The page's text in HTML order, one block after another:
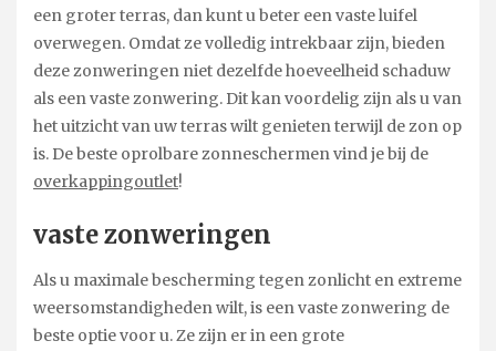
een groter terras, dan kunt u beter een vaste luifel
overwegen. Omdat ze volledig intrekbaar zijn, bieden
deze zonweringen niet dezelfde hoeveelheid schaduw
als een vaste zonwering. Dit kan voordelig zijn als u van
het uitzicht van uw terras wilt genieten terwijl de zon op
is. De beste oprolbare zonneschermen vind je bij de
overkappingoutlet!
vaste zonweringen
Als u maximale bescherming tegen zonlicht en extreme
weersomstandigheden wilt, is een vaste zonwering de
beste optie voor u. Ze zijn er in een grote